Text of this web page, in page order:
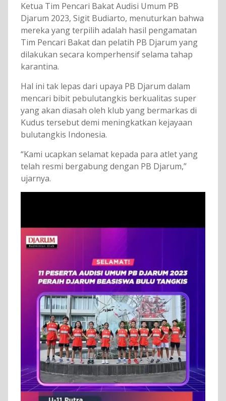
Ketua Tim Pencari Bakat Audisi Umum PB
Djarum 2023, Sigit Budiarto, menuturkan bahwa
mereka yang terpilih adalah hasil pengamatan
Tim Pencari Bakat dan pelatih PB Djarum yang
dilakukan secara komperhensif selama tahap
karantina.
Hal ini tak lepas dari upaya PB Djarum dalam
mencari bibit pebulutangkis berkualitas super
yang akan diasah oleh klub yang bermarkas di
Kudus tersebut demi meningkatkan kejayaan
bulutangkis Indonesia.
“Kami ucapkan selamat kepada para atlet yang
telah resmi bergabung dengan PB Djarum,”
ujarnya.